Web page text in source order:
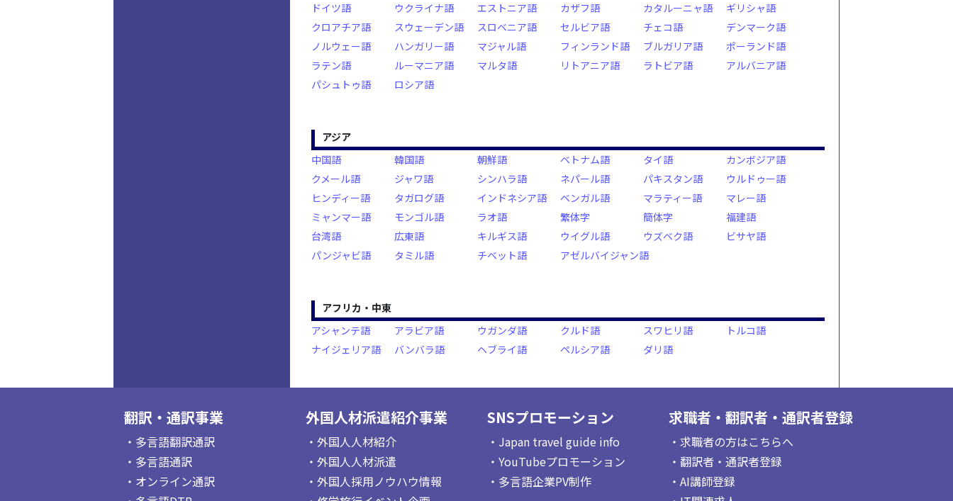
ドイツ語
ウクライナ語 エストニア語 カザフ語 カタルーニャ語
ギリシャ語
クロアチア語
スウェーデン語 スロベニア語 セルビア語 チェコ語
デンマーク語
ノルウェー語
ハンガリー語 マジャル語 フィンランド語 ブルガリア語
ポーランド語
ラテン語
ルーマニア語 マルタ語 リトアニア語 ラトビア語
アルバニア語
パシュトゥ語
ロシア語
アジア
中国語
韓国語 朝鮮語 ベトナム語 タイ語
カンボジア語
クメール語
ジャワ語 シンハラ語 ネパール語 パキスタン語
ウルドゥー語
ヒンディー語
タガログ語 インドネシア語 ベンガル語 マラティー語
マレー語
ミャンマー語
モンゴル語 ラオ語 繁体字 簡体字
福建語
台湾語
広東語 キルギス語 ウイグル語 ウズベク語
ビサヤ語
パンジャビ語
タミル語 チベット語 アゼルバイジャン語
アフリカ・中東
アシャンテ語
アラビア語 ウガンダ語 クルド語 スワヒリ語
トルコ語
ナイジェリア語
バンバラ語 ヘブライ語 ペルシア語 ダリ語